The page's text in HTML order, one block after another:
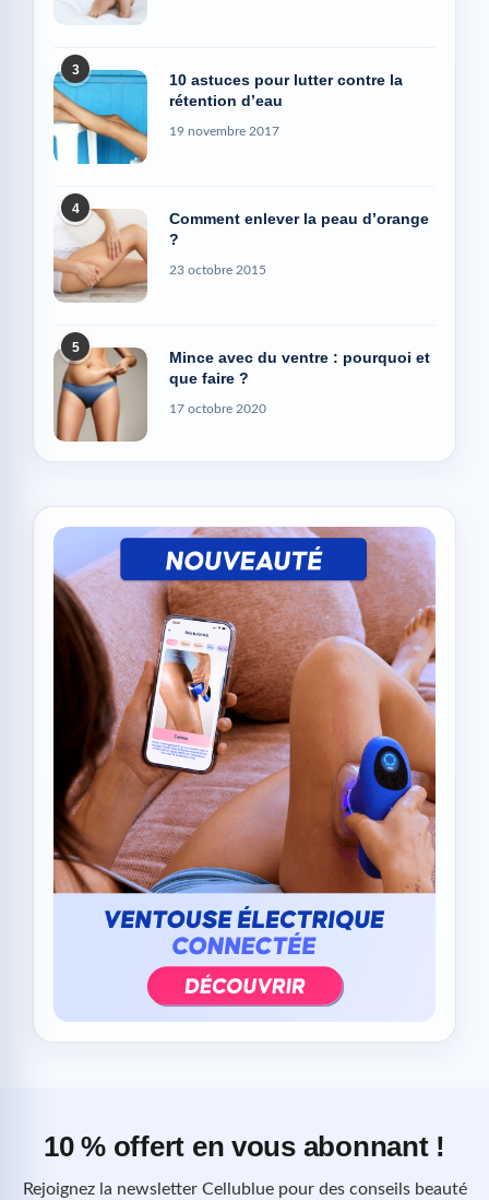
3
10 astuces pour lutter contre la
rétention d’eau
19 novembre 2017
4
Comment enlever la peau d’orange
?
23 octobre 2015
5
Mince avec du ventre : pourquoi et
que faire ?
17 octobre 2020
10 % offert en vous abonnant !
Rejoignez la newsletter Cellublue pour des conseils beauté